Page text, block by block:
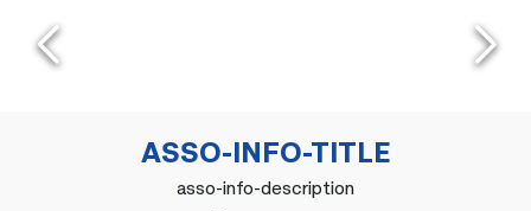
ASSO-INFO-TITLE
asso-info-description